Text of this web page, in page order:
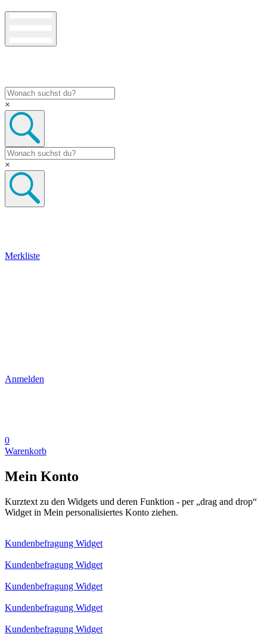
×
×
Merkliste
Anmelden
0
Warenkorb
Mein Konto
Kurztext zu den Widgets und deren Funktion - per „drag and drop“
Widget in Mein personalisiertes Konto ziehen.
Kundenbefragung Widget
Kundenbefragung Widget
Kundenbefragung Widget
Kundenbefragung Widget
Kundenbefragung Widget